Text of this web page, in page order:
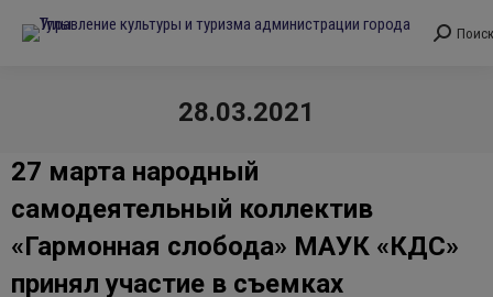
Поиск:
Поиск
28.03.2021
27 марта народный
самодеятельный коллектив
«Гармонная слобода» МАУК «КДС»
принял участие в съемках